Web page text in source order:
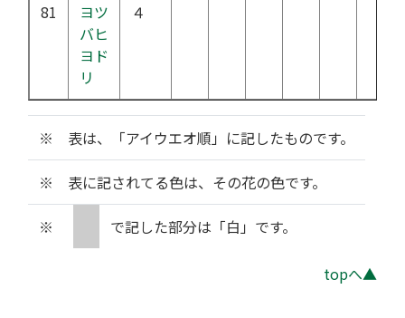
81
ヨツ
バヒ
ヨド
リ
４
※ 表は、「アイウエオ順」に記したものです。
※ 表に記されてる色は、その花の色です。
※ で記した部分は「白」です。
topへ▲